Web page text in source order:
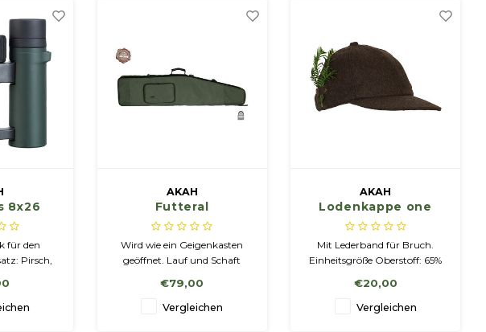
8x26
für den
Pirsch,
Look mit
AKAH
Futteral
Waffengesetz
Wird wie ein Geigenkasten
geöffnet. Lauf und Schaft
Es ist mit 2 cm ­dicken
Schaumplatten gefüttert, die
€79,00
Vergleichen
AKAH
Lodenkappe one
size
Mit Lederband für Bruch.
Einheitsgröße Oberstoff: 65%
nicht-textile Bestandteile
tierischen Ursprungs.
€20,00
Vergleichen